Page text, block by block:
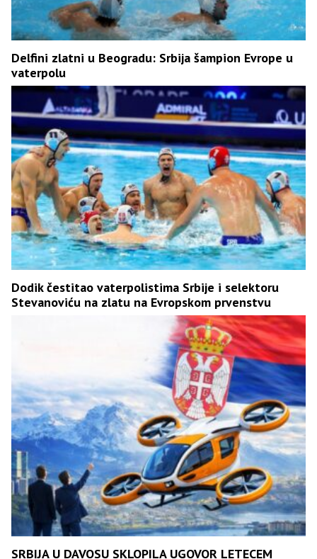
Delfini zlatni u Beogradu: Srbija šampion Evrope u
vaterpolu
Dodik čestitao vaterpolistima Srbije i selektoru
Stevanoviću na zlatu na Evropskom prvenstvu
SRBIJA U DAVOSU SKLOPILA UGOVOR LETECEM